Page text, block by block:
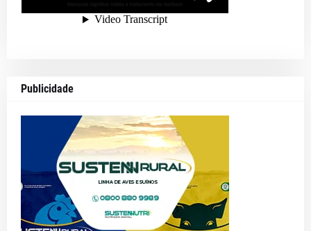
Publicidade